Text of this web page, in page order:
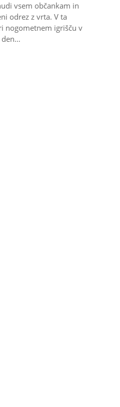
vsem občankam in
odrez z vrta. V ta
nogometnem igrišču v
Strauchschnitt